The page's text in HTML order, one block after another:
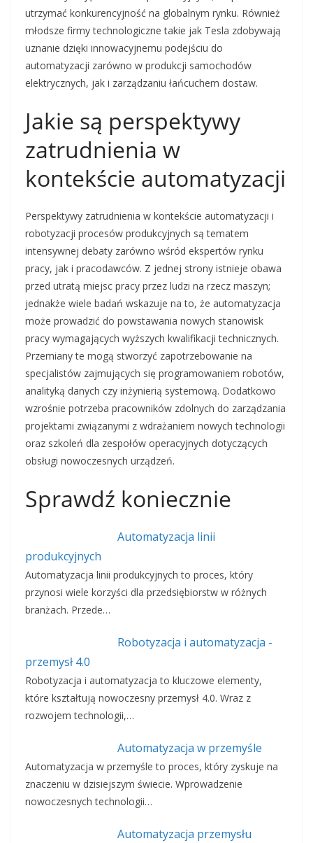
utrzymać konkurencyjność na globalnym rynku. Również
młodsze firmy technologiczne takie jak Tesla zdobywają
uznanie dzięki innowacyjnemu podejściu do
automatyzacji zarówno w produkcji samochodów
elektrycznych, jak i zarządzaniu łańcuchem dostaw.
Jakie są perspektywy
zatrudnienia w
kontekście automatyzacji
Perspektywy zatrudnienia w kontekście automatyzacji i
robotyzacji procesów produkcyjnych są tematem
intensywnej debaty zarówno wśród ekspertów rynku
pracy, jak i pracodawców. Z jednej strony istnieje obawa
przed utratą miejsc pracy przez ludzi na rzecz maszyn;
jednakże wiele badań wskazuje na to, że automatyzacja
może prowadzić do powstawania nowych stanowisk
pracy wymagających wyższych kwalifikacji technicznych.
Przemiany te mogą stworzyć zapotrzebowanie na
specjalistów zajmujących się programowaniem robotów,
analityką danych czy inżynierią systemową. Dodatkowo
wzrośnie potrzeba pracowników zdolnych do zarządzania
projektami związanymi z wdrażaniem nowych technologii
oraz szkoleń dla zespołów operacyjnych dotyczących
obsługi nowoczesnych urządzeń.
Sprawdź koniecznie
Automatyzacja linii
produkcyjnych
Automatyzacja linii produkcyjnych to proces, który
przynosi wiele korzyści dla przedsiębiorstw w różnych
branżach. Przede…
Robotyzacja i automatyzacja -
przemysł 4.0
Robotyzacja i automatyzacja to kluczowe elementy,
które kształtują nowoczesny przemysł 4.0. Wraz z
rozwojem technologii,…
Automatyzacja w przemyśle
Automatyzacja w przemyśle to proces, który zyskuje na
znaczeniu w dzisiejszym świecie. Wprowadzenie
nowoczesnych technologii…
Automatyzacja przemysłu